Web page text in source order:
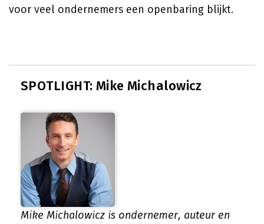
voor veel ondernemers een openbaring blijkt.
SPOTLIGHT: Mike Michalowicz
Mike Michalowicz is ondernemer, auteur en